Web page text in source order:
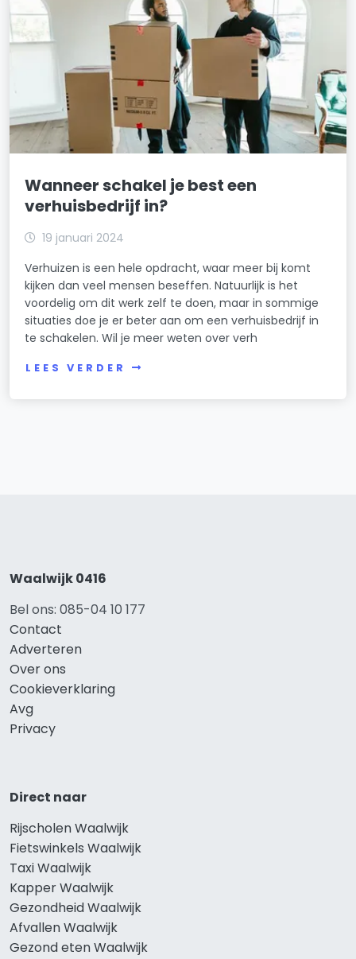
Wanneer schakel je best een
verhuisbedrijf in?
19 januari 2024
Verhuizen is een hele opdracht, waar meer bij komt
kijken dan veel mensen beseffen. Natuurlijk is het
voordelig om dit werk zelf te doen, maar in sommige
situaties doe je er beter aan om een verhuisbedrijf in
te schakelen. Wil je meer weten over verh
LEES VERDER
Waalwijk 0416
Bel ons: 085-04 10 177
Contact
Adverteren
Over ons
Cookieverklaring
Avg
Privacy
Direct naar
Rijscholen Waalwijk
Fietswinkels Waalwijk
Taxi Waalwijk
Kapper Waalwijk
Gezondheid Waalwijk
Afvallen Waalwijk
Gezond eten Waalwijk